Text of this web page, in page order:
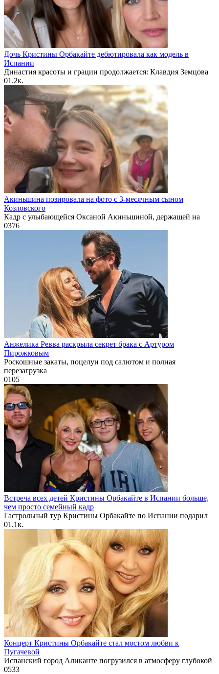
Дочь Кристины Орбакайте дебютировала как модель в
Испании
Династия красоты и грации продолжается: Клавдия Земцова
01.2к.
Акиньшина позировала на фото с 3-месячным сыном
Козловского
Кадр с улыбающейся Оксаной Акиньшиной, держащей на
0376
Анжелика Ревва раскрыла секрет брака с Артуром
Пирожковым
Роскошные закаты, поцелуи под салютом и полная
перезагрузка
0105
Встреча всех детей Кристины Орбакайте в Испании больше,
чем просто семейный кадр
Гастрольный тур Кристины Орбакайте по Испании подарил
01.1к.
Концерт Кристины Орбакайте стал мостом любви к
Пугачевой
Испанский город Аликанте погрузился в атмосферу глубокой
0533